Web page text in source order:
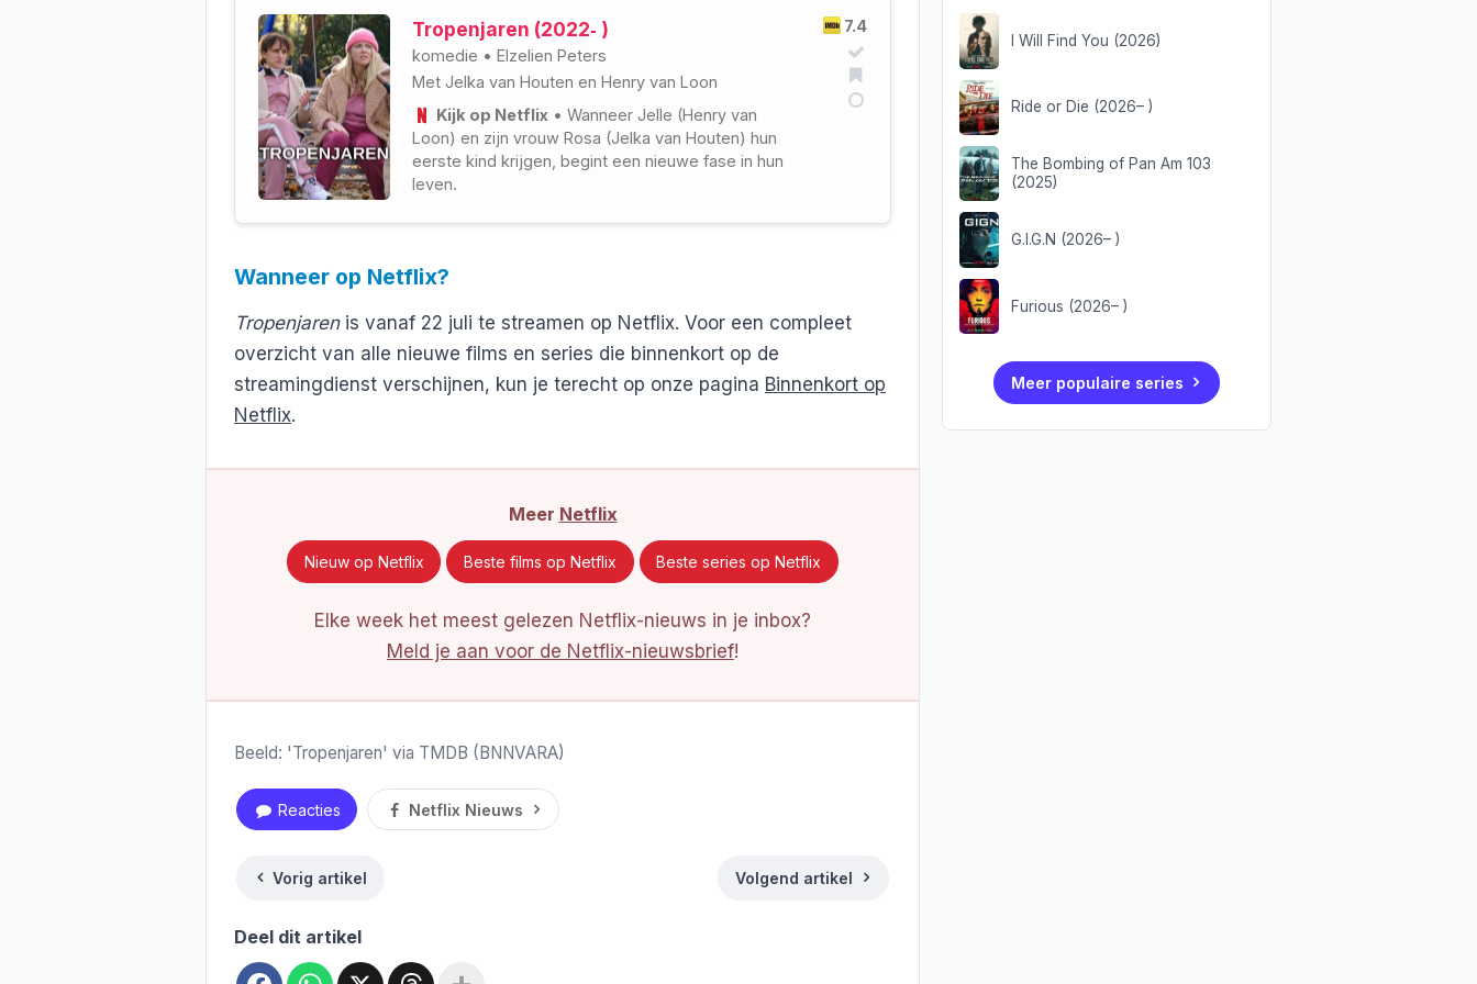
7.4
Tropenjaren (2022‑ )
komedie • Elzelien Peters
Met Jelka van Houten en Henry van Loon
Kijk op Netflix • Wanneer Jelle (Henry van
Loon) en zijn vrouw Rosa (Jelka van Houten) hun
eerste kind krijgen, begint een nieuwe fase in hun
leven.
Wanneer op Netflix?
Tropenjarenis vanaf 22 juli te streamen op Netflix. Voor een compleet
overzicht van alle nieuwe films en series die binnenkort op de
streamingdienst verschijnen, kun je terecht op onze pagina Binnenkort op
Netflix.
Meer Netflix
Nieuw op Netflix Beste films op Netflix Beste series op Netflix
Elke week het meest gelezen Netflix-nieuws in je inbox?
Meld je aan voor de Netflix-nieuwsbrief!
Beeld: 'Tropenjaren' via TMDB (BNNVARA)
Reacties Netflix Nieuws
Vorig artikel Volgend artikel
Deel dit artikel
FacebookWhatsApp
X Threads
I Will Find You (2026)
Ride or Die (2026– )
The Bombing of Pan Am 103
(2025)
G.I.G.N (2026– )
Furious (2026– )
Meer populaire series